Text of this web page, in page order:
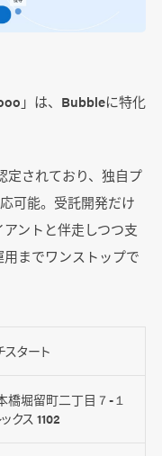
」は、Bubbleに特化
定されており、独自プ
可能。受託開発だけ
ントと伴走しつつ支
までワンストップで
タート
橋堀留町二丁目７-１
クス 1102